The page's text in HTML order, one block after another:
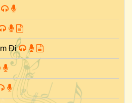
Đi